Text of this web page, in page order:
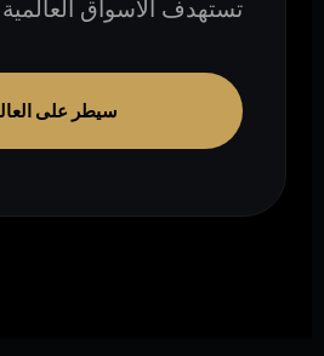
تستهدف الأسواق العالمية
سيطر على